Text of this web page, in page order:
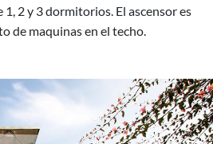
2 y 3 dormitorios. El ascensor es
de maquinas en el techo.